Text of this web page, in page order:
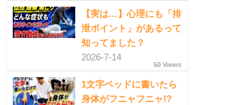
【実は…】心理にも「排
泄ポイント」があるって
知ってました？
2026-7-14
50 Views
1文字ベッドに書いたら
身体がフニャフニャ!?